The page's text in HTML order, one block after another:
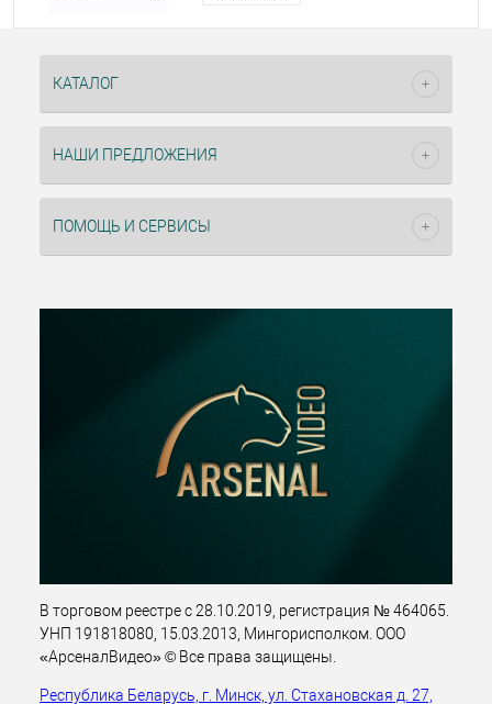
КАТАЛОГ
НАШИ ПРЕДЛОЖЕНИЯ
ПОМОЩЬ И СЕРВИСЫ
В торговом реестре с 28.10.2019, регистрация № 464065.
УНП 191818080, 15.03.2013, Мингорисполком. ООО
«АрсеналВидео» © Все права защищены.
Республика Беларусь, г. Минск, ул. Стахановская д. 27,